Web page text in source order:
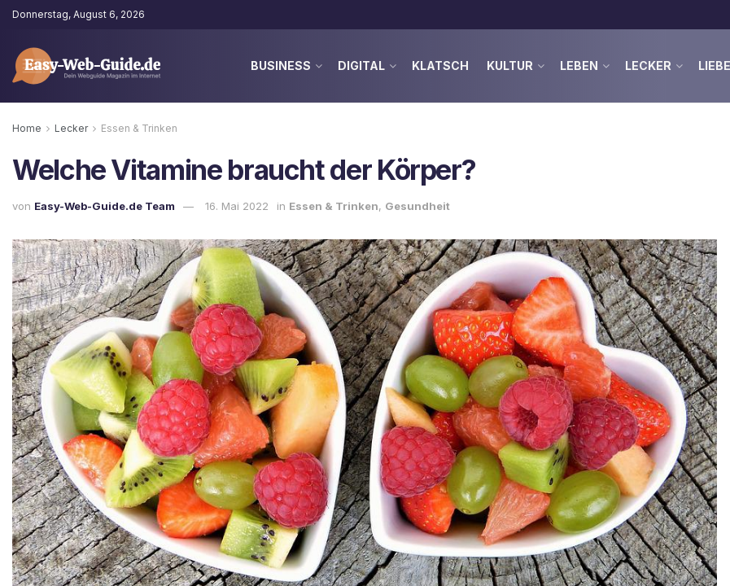
Donnerstag, August 6, 2026
BUSINESS DIGITAL KLATSCH KULTUR LEBEN LECKER
Home Lecker Essen & Trinken
Welche Vitamine braucht der Körper?
von Easy-Web-Guide.de Team 16. Mai 2022 in Essen & Trinken, Gesundheit